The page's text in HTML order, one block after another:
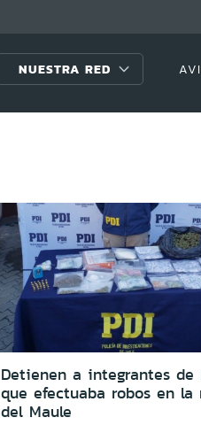
NUESTRA RED
Detienen a integrantes de
que efectuaba robos en la
del Maule